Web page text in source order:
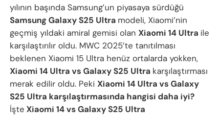
yılının başında Samsung’un piyasaya sürdüğü
Samsung Galaxy S25 Ultra modeli, Xiaomi’nin
geçmiş yıldaki amiral gemisi olan Xiaomi 14 Ultra ile
karşılaştırılır oldu. MWC 2025’te tanıtılması
beklenen Xiaomi 15 Ultra henüz ortalarda yokken,
Xiaomi 14 Ultra vs Galaxy S25 Ultra karşılaştırması
merak edilir oldu. Peki Xiaomi 14 Ultra vs Galaxy
S25 Ultra karşılaştırmasında hangisi daha iyi?
İşte Xiaomi 14 vs Galaxy S25 Ultra